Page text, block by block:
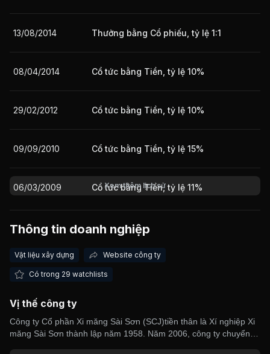
13/08/2014 Thưởng bằng Cổ phiếu, tỷ lệ 1:1
08/04/2014 Cổ tức bằng Tiền, tỷ lệ 10%
29/02/2012 Cổ tức bằng Tiền, tỷ lệ 10%
09/09/2010 Cổ tức bằng Tiền, tỷ lệ 15%
06/03/2009 Cổ tức bằng Tiền, tỷ lệ 11%
Xem thêm lịch sử
Thông tin doanh nghiệp
Vật liệu xây dựng Website công ty
Có trong 29 watchlists
Vị thế công ty
Công ty Cổ phần Xi măng Sài Sơn (SCJ)tiền thân là Xí nghiệp Xi
măng Sài Sơn thành lập năm 1958. Năm 2006, công ty chuyển